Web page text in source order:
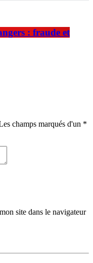
: fraude et
champs marqués d'un *
site dans le navigateur